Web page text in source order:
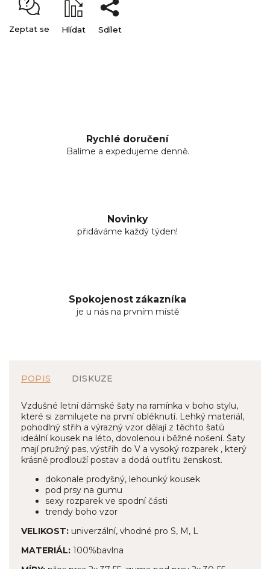
Zeptat se Hlídat Sdílet
Rychlé doručení
Balíme a expedujeme denně.
Novinky
přidáváme každý týden!
Spokojenost zákazníka
je u nás na prvním místě
POPIS DISKUZE
Vzdušné letní dámské šaty na ramínka v boho stylu,
které si zamilujete na první obléknutí. Lehký materiál,
pohodlný střih a výrazný vzor dělají z těchto šatů
ideální kousek na léto, dovolenou i běžné nošení. Šaty
mají pružný pas, výstřih do V a vysoký rozparek , který
krásně prodlouží postav a dodá outfitu ženskost.
dokonale prodyšný, lehounký kousek
pod prsy na gumu
sexy rozparek ve spodní části
trendy boho vzor
VELIKOST: univerzální, vhodné pro S, M, L
MATERIÁL: 100%bavlna